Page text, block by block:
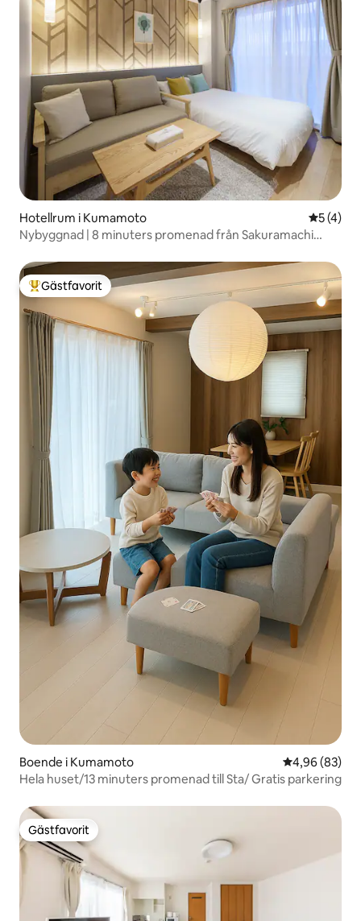
Hotellrum i Kumamoto 5 av 5 i
5 (4)
Nybyggnad | 8 minuters promenad från Sakuramachi
Standardrum B
Populär gästfavorit
Gästfavorit
Boende i Kumamoto 4,96 av 5 i
4,96 (83)
Hela huset/13 minuters promenad till Sta/ Gratis parkering
Gästfavorit
Gästfavorit